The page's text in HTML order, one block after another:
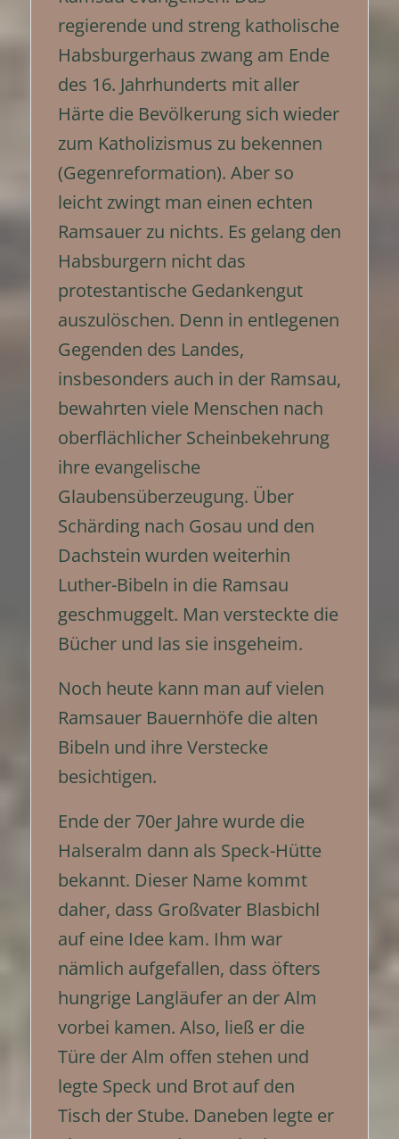
regierende und streng katholische
Habsburgerhaus zwang am Ende
des 16. Jahrhunderts mit aller
Härte die Bevölkerung sich wieder
zum Katholizismus zu bekennen
(Gegenreformation). Aber so
leicht zwingt man einen echten
Ramsauer zu nichts. Es gelang den
Habsburgern nicht das
protestantische Gedankengut
auszulöschen. Denn in entlegenen
Gegenden des Landes,
insbesonders auch in der Ramsau,
bewahrten viele Menschen nach
oberflächlicher Scheinbekehrung
ihre evangelische
Glaubensüberzeugung. Über
Schärding nach Gosau und den
Dachstein wurden weiterhin
Luther-Bibeln in die Ramsau
geschmuggelt. Man versteckte die
Bücher und las sie insgeheim.
Noch heute kann man auf vielen
Ramsauer Bauernhöfe die alten
Bibeln und ihre Verstecke
besichtigen.
Ende der 70er Jahre wurde die
Halseralm dann als Speck-Hütte
bekannt. Dieser Name kommt
daher, dass Großvater Blasbichl
auf eine Idee kam. Ihm war
nämlich aufgefallen, dass öfters
hungrige Langläufer an der Alm
vorbei kamen. Also, ließ er die
Türe der Alm offen stehen und
legte Speck und Brot auf den
Tisch der Stube. Daneben legte er